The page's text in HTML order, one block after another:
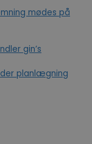
mødes på
gin’s
planlægning